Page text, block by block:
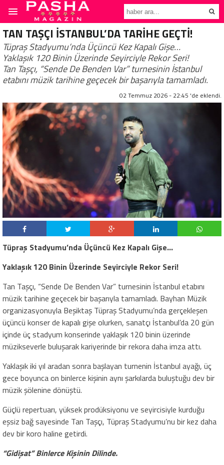
TAN TAŞÇI İSTANBUL’DA TARİHE GEÇTİ!­
Tüpraş Stadyumu’nda Üçüncü Kez Kapalı Gişe…
Yaklaşık 120 Binin Üzerinde Seyirciyle Rekor Seri!
Tan Taşçı, “Sende De Benden Var” turnesinin İstanbul
etabını müzik tarihine geçecek bir başarıyla tamamladı.
02 Temmuz 2026 - 22:45 'de eklendi.
Tüpraş Stadyumu’nda Üçüncü Kez Kapalı Gişe…
Yaklaşık 120 Binin Üzerinde Seyirciyle Rekor Seri!
Tan Taşçı, “Sende De Benden Var” turnesinin İstanbul etabını
müzik tarihine geçecek bir başarıyla tamamladı. Bayhan Müzik
organizasyonuyla Beşiktaş Tüpraş Stadyumu’nda gerçekleşen
üçüncü konser de kapalı gişe olurken, sanatçı İstanbul’da 20 gün
içinde üç stadyum konserinde yaklaşık 120 binin üzerinde
müzikseverle buluşarak kariyerinde bir rekora daha imza attı.
Yaklaşık iki yıl aradan sonra başlayan turnenin İstanbul ayağı, üç
gece boyunca on binlerce kişinin aynı şarkılarda buluştuğu dev bir
müzik şölenine dönüştü.
Güçlü repertuarı, yüksek prodüksiyonu ve seyircisiyle kurduğu
eşsiz bağ sayesinde Tan Taşçı, Tüpraş Stadyumu’nu bir kez daha
dev bir koro haline getirdi.
“Gidişat” Binlerce Kişinin Dilinde.